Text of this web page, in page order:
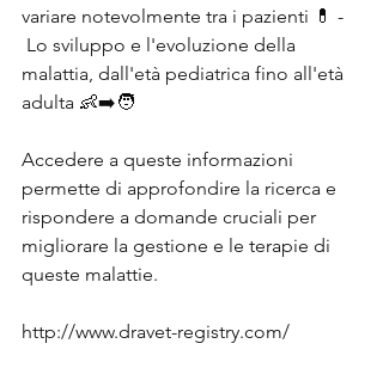
variare notevolmente tra i pazienti 💊 -
malattia, dall'età pediatrica fino all'età
adulta 👶➡️🧑
Accedere a queste informazioni
permette di approfondire la ricerca e
rispondere a domande cruciali per
migliorare la gestione e le terapie di
queste malattie.
http://www.dravet-registry.com/